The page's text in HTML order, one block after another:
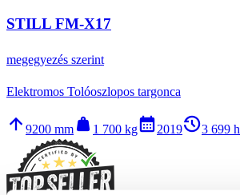
STILL FM-X17
megegyezés szerint
Elektromos Tolóoszlopos targonca
arrow_upward 9200 mm weight 1 700 kgcalendar_month2019history_23 699 h